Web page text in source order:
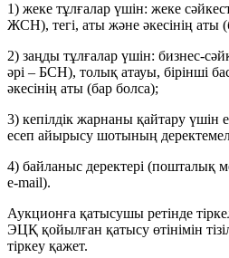
1) жеке тұлғалар үшін: жеке
ЖСН), тегі, аты және әкесінің аты
2) заңды тұлғалар үшін: бизнес-
әрі – БСН), толық атауы, бірінші
әкесінің аты (бар болса);
3) кепілдік жарнаны қайтару үшін
есеп айырысу шотының
4) байланыс деректері (пошталық
e-mail).
Аукционға қатысушы ретінде
ЭЦҚ қойылған қатысу өтінімін
тіркеу қажет.